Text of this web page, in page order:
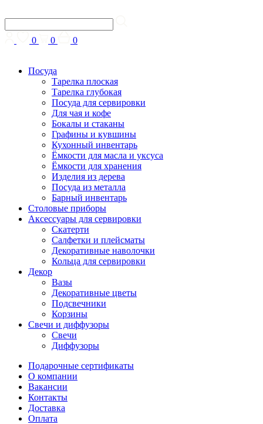
0 0 0
Посуда
Тарелка плоская
Тарелка глубокая
Посуда для сервировки
Для чая и кофе
Бокалы и стаканы
Графины и кувшины
Кухонный инвентарь
Ёмкости для масла и уксуса
Ёмкости для хранения
Изделия из дерева
Посуда из металла
Барный инвентарь
Столовые приборы
Аксессуары для сервировки
Скатерти
Cалфетки и плейсматы
Декоративные наволочки
Кольца для сервировки
Декор
Вазы
Декоративные цветы
Подсвечники
Корзины
Свечи и диффузоры
Свечи
Диффузоры
Подарочные сертификаты
О компании
Вакансии
Контакты
Доставка
Оплата